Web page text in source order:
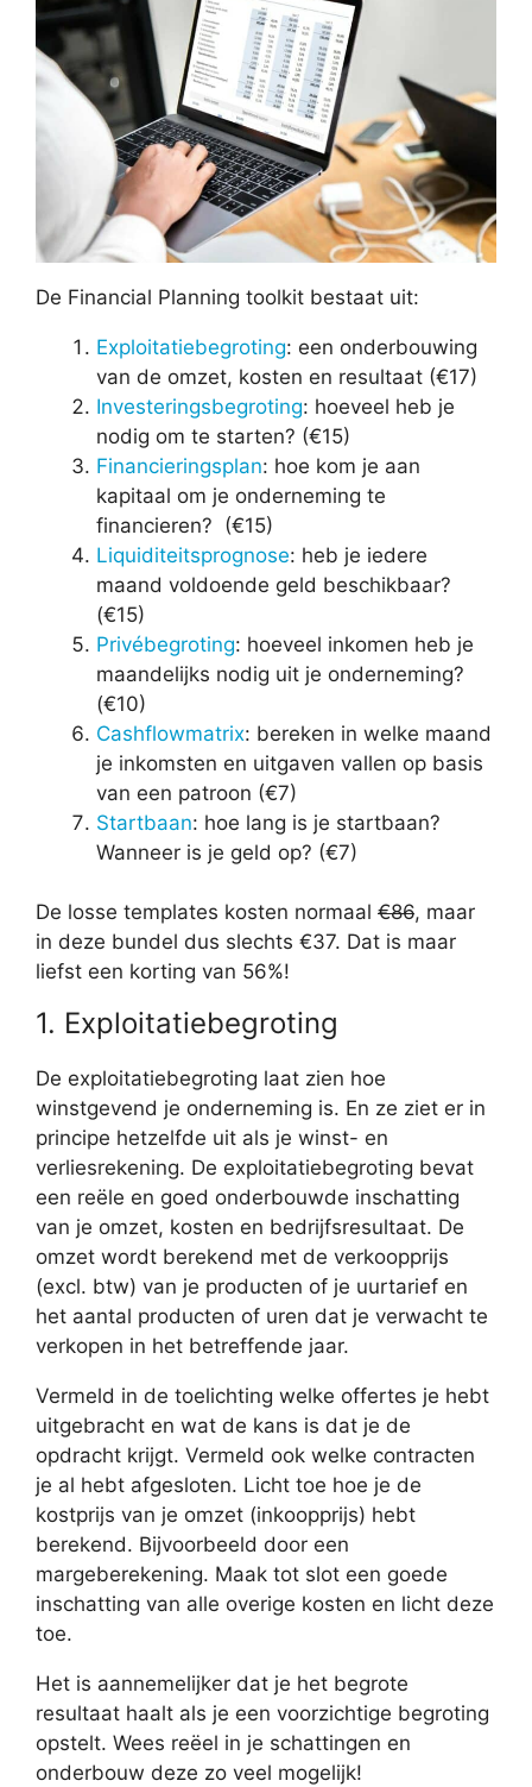
De Financial Planning toolkit bestaat uit:
Exploitatiebegroting: een onderbouwing
van de omzet, kosten en resultaat (€17)
Investeringsbegroting: hoeveel heb je
nodig om te starten? (€15)
Financieringsplan: hoe kom je aan
kapitaal om je onderneming te
financieren? (€15)
Liquiditeitsprognose: heb je iedere
maand voldoende geld beschikbaar?
(€15)
Privébegroting: hoeveel inkomen heb je
maandelijks nodig uit je onderneming?
(€10)
Cashflowmatrix: bereken in welke maand
je inkomsten en uitgaven vallen op basis
van een patroon (€7)
Startbaan: hoe lang is je startbaan?
Wanneer is je geld op? (€7)
De losse templates kosten normaal €86, maar
in deze bundel dus slechts €37. Dat is maar
liefst een korting van 56%!
1. Exploitatiebegroting
De exploitatiebegroting laat zien hoe
winstgevend je onderneming is. En ze ziet er in
principe hetzelfde uit als je winst- en
verliesrekening. De exploitatiebegroting bevat
een reële en goed onderbouwde inschatting
van je omzet, kosten en bedrijfsresultaat. De
omzet wordt berekend met de verkoopprijs
(excl. btw) van je producten of je uurtarief en
het aantal producten of uren dat je verwacht te
verkopen in het betreffende jaar.
Vermeld in de toelichting welke offertes je hebt
uitgebracht en wat de kans is dat je de
opdracht krijgt. Vermeld ook welke contracten
je al hebt afgesloten. Licht toe hoe je de
kostprijs van je omzet (inkoopprijs) hebt
berekend. Bijvoorbeeld door een
margeberekening. Maak tot slot een goede
inschatting van alle overige kosten en licht deze
toe.
Het is aannemelijker dat je het begrote
resultaat haalt als je een voorzichtige begroting
opstelt. Wees reëel in je schattingen en
onderbouw deze zo veel mogelijk!